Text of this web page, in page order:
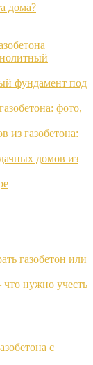
дома?
фундамент под
фото,
из газобетона:
домов из
газобетон или
что нужно учесть
с